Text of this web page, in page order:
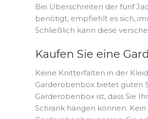
Bei Überschreiten der fünf
benötigt, empfiehlt es sich,
Schließlich kann diese
Kaufen Sie eine
Keine Knitterfalten in der
Garderobenbox bietet guten
Garderobenbox ist, dass Sie
Schrank hängen können.